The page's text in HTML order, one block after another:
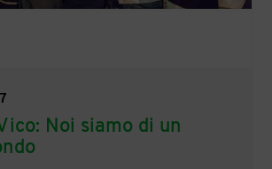
Noi siamo di un